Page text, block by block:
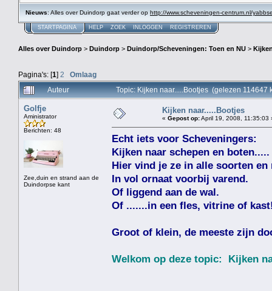
Nieuws: Alles over Duindorp gaat verder op http://www.scheveningen-centrum.nl/
STARTPAGINA HELP ZOEK INLOGGEN REGISTREREN
Alles over Duindorp > Duindorp > Duindorp/Scheveningen: Toen en NU >
Pagina's: [1] 2
Omlaag
Auteur
Topic: Kijken naar.....Bootjes (gelezen 114647
Golfje
Aministrator
Berichten: 48
Zee,duin en strand aan de
Duindorpse kant
Kijken naar.....Bootjes
« Gepost op:April 19, 2008, 11:35:03
Echt iets voor Scheveningers:
Kijken naar schepen en boten.....
Hier vind je ze in alle soorten en
In vol ornaat voorbij varend.
Of liggend aan de wal.
Of .......in een fles, vitrine of
Groot of klein, de meeste zijn
Welkom op deze topic: Kijken